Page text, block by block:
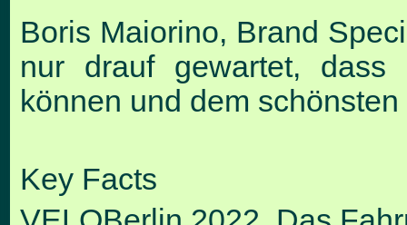
Boris Maiorino, Brand
nur drauf gewartet,
können und dem schönsten
Key Facts